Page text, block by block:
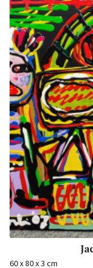
60 x 80 x 3 cm